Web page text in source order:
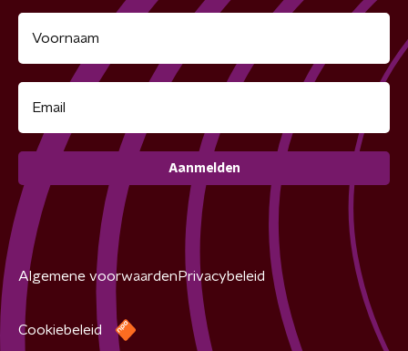
Aanmelden
Algemene voorwaardenPrivacybeleid
Cookiebeleid